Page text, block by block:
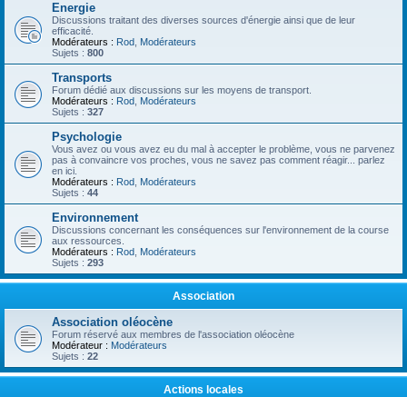
Energie
Discussions traitant des diverses sources d'énergie ainsi que de leur
efficacité.
Modérateurs : Rod Modérateurs
Sujets : 800
Transports
Forum dédié aux discussions sur les moyens de transport.
Modérateurs : Rod Modérateurs
Sujets : 327
Psychologie
Vous avez ou vous avez eu du mal à accepter le problème, vous ne parvenez
pas à convaincre vos proches, vous ne savez pas comment réagir... parlez
en ici.
Modérateurs : Rod Modérateurs
Sujets : 44
Environnement
Discussions concernant les conséquences sur l'environnement de la course
aux ressources.
Modérateurs : Rod Modérateurs
Sujets : 293
Association
Association oléocène
Forum réservé aux membres de l'association oléocène
Modérateur : Modérateurs
Sujets : 22
Actions locales